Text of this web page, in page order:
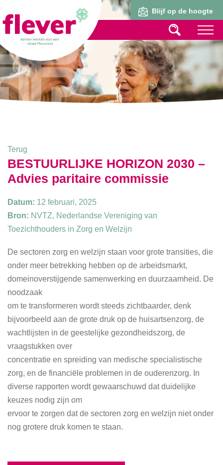
Blijf op de hoogte
Terug
BESTUURLIJKE HORIZON 2030 –
Advies paritaire commissie
Datum: 12 februari, 2025
Bron: NVTZ, Nederlandse Vereniging van
Toezichthouders in Zorg en Welzijn
De sectoren zorg en welzijn staan voor grote transities, die
onder meer betrekking hebben op de arbeidsmarkt,
domeinoverstijgende samenwerking en duurzaamheid. De
noodzaak
om te transformeren wordt steeds zichtbaarder, denk
bijvoorbeeld aan de grote druk op de huisartsenzorg, de
wachtlijsten in de geestelijke gezondheidszorg, de
vraagstukken over
concentratie en spreiding van medische specialistische
zorg, en de financiële problemen in de ouderenzorg. In
diverse rapporten wordt gewaarschuwd dat duidelijke
keuzes nodig zijn om
ervoor te zorgen dat de sectoren zorg en welzijn niet onder
nog grotere druk komen te staan.